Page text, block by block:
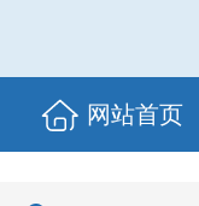
网站首页